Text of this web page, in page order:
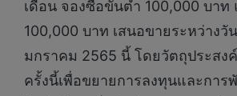
เดือน จองซื้อขั้นต่ำ 100,000 บา
100,000 บาท เสนอขายระหว่างวั
มกราคม 2565 นี้ โดยวัตถุประสง
ครั้งนี้เพื่อขยายการลงทุนและการ